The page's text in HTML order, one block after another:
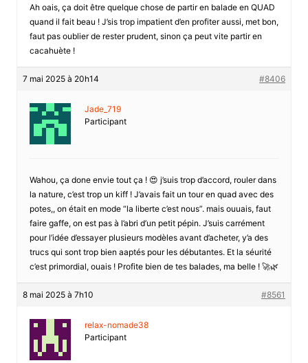
Ah oais, ça doit être quelque chose de partir en balade en QUAD
quand il fait beau ! J’sis trop impatient d’en profiter aussi, met bon,
faut pas oublier de rester prudent, sinon ça peut vite partir en
cacahuète !
7 mai 2025 à 20h14 #8406
Jade_719
Participant
Wahou, ça done envie tout ça ! 😍 j’suis trop d’accord, rouler dans
la nature, c’est trop un kiff ! J’avais fait un tour en quad avec des
potes,, on était en mode “la liberte c’est nous”. mais ouuais, faut
faire gaffe, on est pas à l’abri d’un petit pépin. J’suis carrément
pour l’idée d’essayer plusieurs modèles avant d’acheter, y’a des
trucs qui sont trop bien aaptés pour les débutantes. Et la séurité
c’est primordial, ouais ! Profite bien de tes balades, ma belle ! 🚀🌿
8 mai 2025 à 7h10 #8561
relax-nomade38
Participant